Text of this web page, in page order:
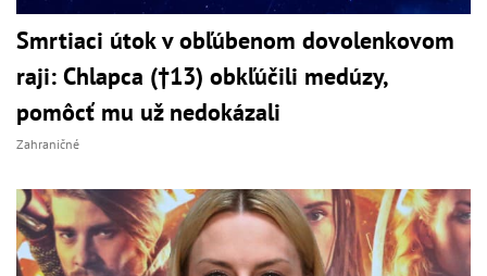
Smrtiaci útok v obľúbenom dovolenkovom
raji: Chlapca (†13) obkľúčili medúzy,
pomôcť mu už nedokázali
Zahraničné